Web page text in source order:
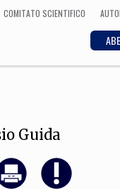
COMITATO SCIENTIFICO
Guida